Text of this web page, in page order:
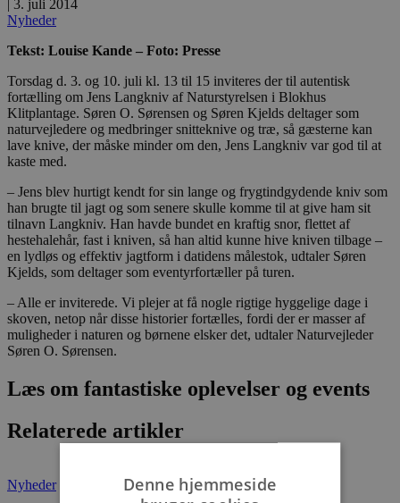
| 3. juli 2014
Nyheder
Tekst: Louise Kande – Foto: Presse
Torsdag d. 3. og 10. juli kl. 13 til 15 inviteres der til autentisk
fortælling om Jens Langkniv af Naturstyrelsen i Blokhus
Klitplantage. Søren O. Sørensen og Søren Kjelds deltager som
naturvejledere og medbringer snitteknive og træ, så gæsterne kan
lave knive, der måske minder om den, Jens Langkniv var god til at
kaste med.
– Jens blev hurtigt kendt for sin lange og frygtindgydende kniv som
han brugte til jagt og som senere skulle komme til at give ham sit
tilnavn Langkniv. Han havde bundet en kraftig snor, flettet af
hestehalehår, fast i kniven, så han altid kunne hive kniven tilbage –
en lydløs og effektiv jagtform i datidens målestok, udtaler Søren
Kjelds, som deltager som eventyrfortæller på turen.
– Alle er inviterede. Vi plejer at få nogle rigtige hyggelige dage i
skoven, netop når disse historier fortælles, fordi der er masser af
muligheder i naturen og børnene elsker det, udtaler Naturvejleder
Søren O. Sørensen.
Læs om fantastiske oplevelser og events
Relaterede artikler
Nyheder
Denne hjemmeside